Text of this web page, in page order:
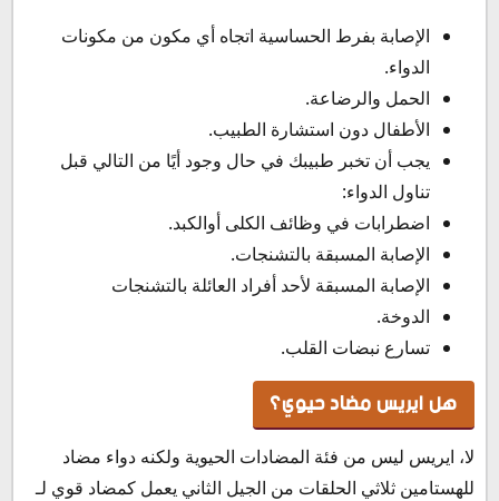
الإصابة بفرط الحساسية اتجاه أي مكون من مكونات
الدواء.
الحمل والرضاعة.
الأطفال دون استشارة الطبيب.
يجب أن تخبر طبيبك في حال وجود أيًا من التالي قبل
تناول الدواء:
اضطرابات في وظائف الكلى أوالكبد.
الإصابة المسبقة بالتشنجات.
الإصابة المسبقة لأحد أفراد العائلة بالتشنجات
الدوخة.
تسارع نبضات القلب.
هل ايريس مضاد حيوي؟
لا، ايريس ليس من فئة المضادات الحيوية ولكنه دواء مضاد
للهستامين ثلاثي الحلقات من الجيل الثاني يعمل كمضاد قوي لـ